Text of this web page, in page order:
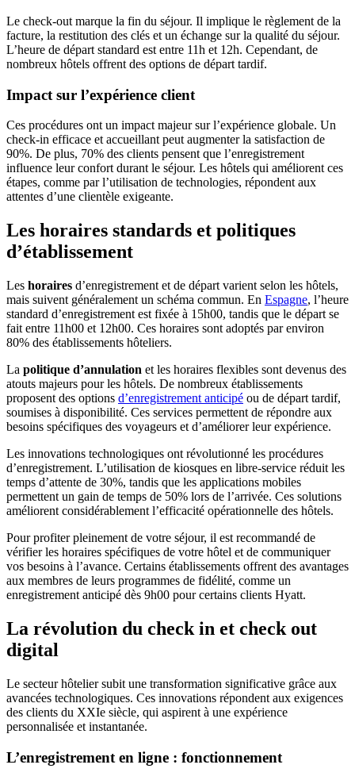
Le check-out marque la fin du séjour. Il implique le règlement de la
facture, la restitution des clés et un échange sur la qualité du séjour.
L’heure de départ standard est entre 11h et 12h. Cependant, de
nombreux hôtels offrent des options de départ tardif.
Impact sur l’expérience client
Ces procédures ont un impact majeur sur l’expérience globale. Un
check-in efficace et accueillant peut augmenter la satisfaction de
90%. De plus, 70% des clients pensent que l’enregistrement
influence leur confort durant le séjour. Les hôtels qui améliorent ces
étapes, comme par l’utilisation de technologies, répondent aux
attentes d’une clientèle exigeante.
Les horaires standards et politiques
d’établissement
Les horaires d’enregistrement et de départ varient selon les hôtels,
mais suivent généralement un schéma commun. En Espagne, l’heure
standard d’enregistrement est fixée à 15h00, tandis que le départ se
fait entre 11h00 et 12h00. Ces horaires sont adoptés par environ
80% des établissements hôteliers.
La politique d’annulation et les horaires flexibles sont devenus des
atouts majeurs pour les hôtels. De nombreux établissements
proposent des options d’enregistrement anticipé ou de départ tardif,
soumises à disponibilité. Ces services permettent de répondre aux
besoins spécifiques des voyageurs et d’améliorer leur expérience.
Les innovations technologiques ont révolutionné les procédures
d’enregistrement. L’utilisation de kiosques en libre-service réduit les
temps d’attente de 30%, tandis que les applications mobiles
permettent un gain de temps de 50% lors de l’arrivée. Ces solutions
améliorent considérablement l’efficacité opérationnelle des hôtels.
Pour profiter pleinement de votre séjour, il est recommandé de
vérifier les horaires spécifiques de votre hôtel et de communiquer
vos besoins à l’avance. Certains établissements offrent des avantages
aux membres de leurs programmes de fidélité, comme un
enregistrement anticipé dès 9h00 pour certains clients Hyatt.
La révolution du check in et check out
digital
Le secteur hôtelier subit une transformation significative grâce aux
avancées technologiques. Ces innovations répondent aux exigences
des clients du XXIe siècle, qui aspirent à une expérience
personnalisée et instantanée.
L’enregistrement en ligne : fonctionnement